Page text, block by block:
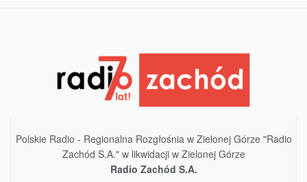
Polskie Radio - Regionalna Rozgłośnia w Zielonej Górze "Radio
Zachód S.A." w likwidacji w Zielonej Górze
Radio Zachód S.A.